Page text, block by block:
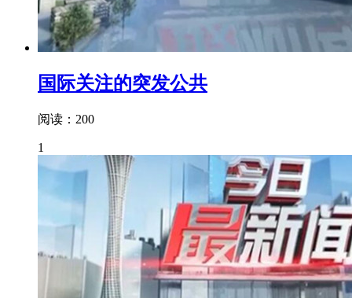
国际关注的突发公共
阅读：200
1